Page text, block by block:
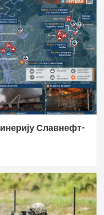
Славнефт-